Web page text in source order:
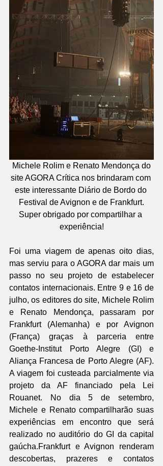
site AGORA Crítica nos brindaram com
este interessante Diário de Bordo do
Festival de Avignon e de Frankfurt.
Super obrigado por compartilhar a
experiência!
Foi uma viagem de apenas oito dias,
mas serviu para o AGORA dar mais um
passo no seu projeto de estabelecer
contatos internacionais. Entre 9 e 16 de
julho, os editores do site, Michele Rolim
e Renato Mendonça, passaram por
Frankfurt (Alemanha) e por Avignon
(França) graças à parceria entre
Goethe-Institut Porto Alegre (GI) e
Aliança Francesa de Porto Alegre (AF).
A viagem foi custeada parcialmente via
projeto da AF financiado pela Lei
Rouanet. No dia 5 de setembro,
Michele e Renato compartilharão suas
experiências em encontro que será
realizado no auditório do GI da capital
gaúcha.Frankfurt e Avignon renderam
descobertas, prazeres e contatos